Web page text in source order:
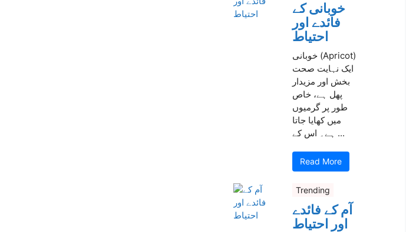
خوبانی کے
فائدے اور
احتیاط
خوبانی (Apricot)
ایک نہایت صحت
بخش اور مزیدار
پھل ہے، خاص
طور پر گرمیوں
میں کھایا جاتا
ہے۔ اس کے ...
Read More
Trending
آم کے فائدے
اور احتیاط